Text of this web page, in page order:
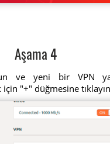
Aşama 4
ve yeni bir VPN
"+" düğmesine